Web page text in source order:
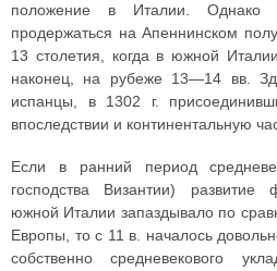
положение в Италии. Однако
продержаться на Апеннинском
13 столетия, когда в южной
наконец, на рубеже 13—14 вв.
испанцы, в 1302 г.
впоследствии и континентальную
Если в ранний период
господства Византии)
южной Италии запаздывало по
Европы, то с 11 в. началось
собственно средневекового